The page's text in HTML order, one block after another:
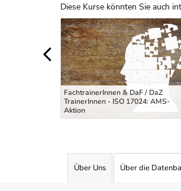
Diese Kurse könnten Sie auch
Uber Weiterbildungsvorschläge
FachtrainerInnen & DaF / DaZ
TrainerInnen - ISO 17024: AMS-
Aktion
Über Uns Über die